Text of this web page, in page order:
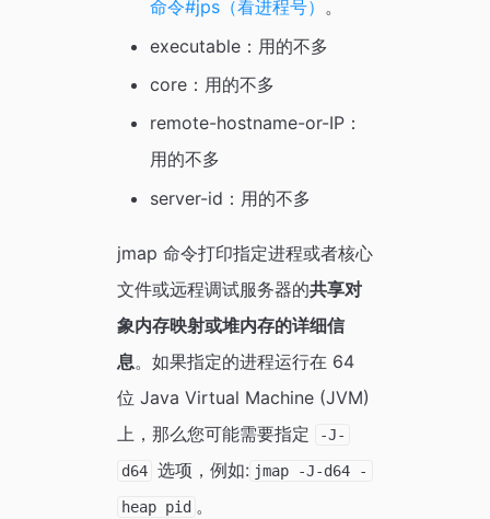
命令#jps（看进程号） 。
executable：用的不多
core：用的不多
remote-hostname-or-IP：
用的不多
server-id：用的不多
jmap 命令打印指定进程或者核心
文件或远程调试服务器的共享对
象内存映射或堆内存的详细信
息。如果指定的进程运行在 64
位 Java Virtual Machine (JVM)
上，那么您可能需要指定
-J-
d64 选项，例如: jmap -J-d64 -
heap pid 。